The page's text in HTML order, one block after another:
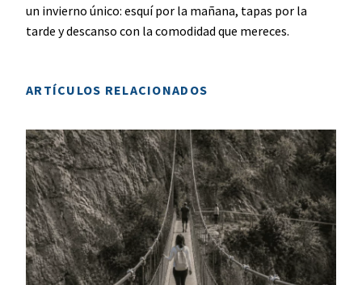
un invierno único: esquí por la mañana, tapas por la
tarde y descanso con la comodidad que mereces.
ARTÍCULOS RELACIONADOS